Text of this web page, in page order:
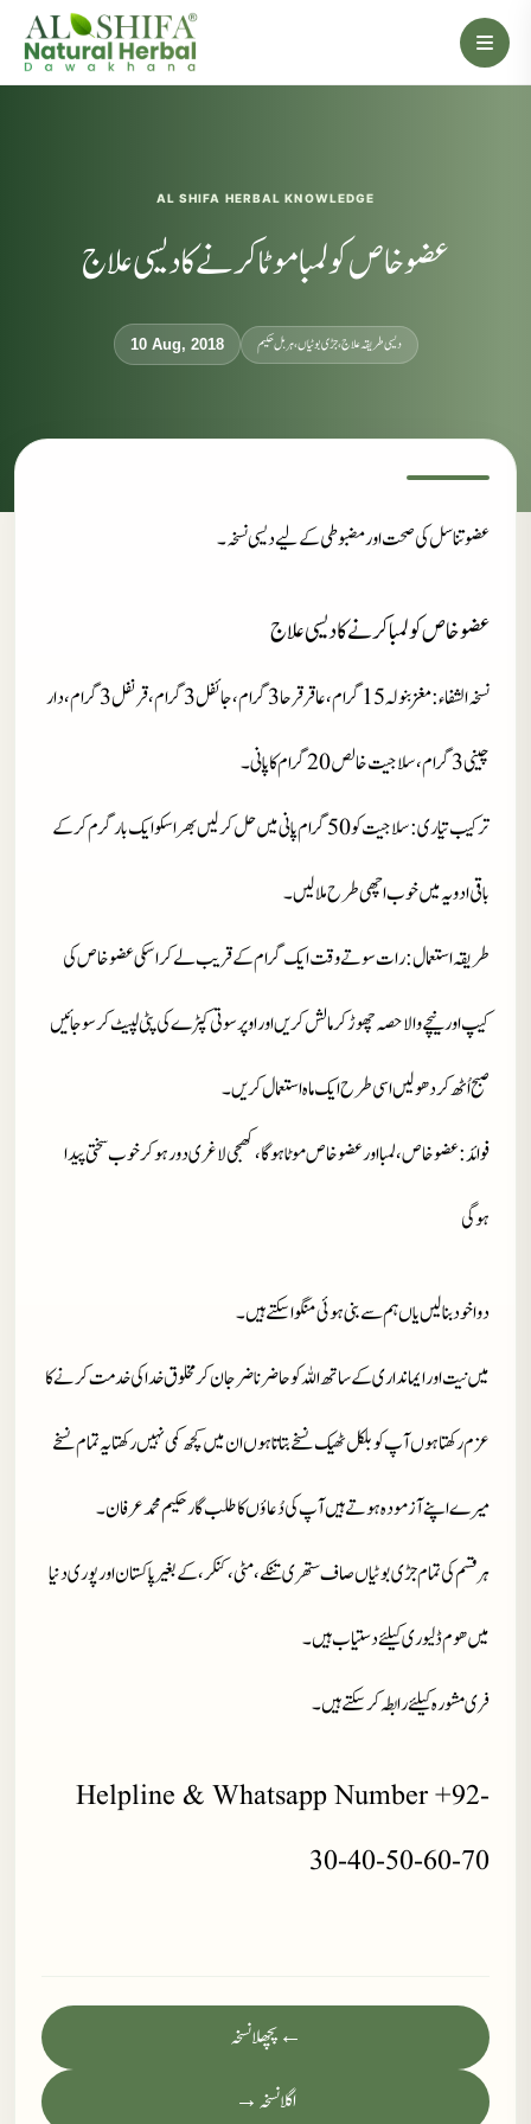
AL SHIFA HERBAL KNOWLEDGE
عضو خاص کو لمبا موٹا کرنے کا دیسی علاج
10 Aug, 2018 دیسی طریقہ علاج، جڑی بوٹیاں، ہربل حکیم
عضو تناسل کی صحت اور مضبوطی کے لیے دیسی نسخہ۔
عضو خاص کو لمباکرنے کا دیسی علاج
نسخہ الشفاء
: مغزبنولہ 15 گرام، عاقرقرحا 3 گرام، جائفل 3 گرام، قرنفل 3 گرام، دار
چینی 3 گرام، سلاجیت خالص 20 گرام کا پانی۔
ترکیب تیاری
: سلاجیت کو 50 گرام پانی میں حل کر لیں بھر اسکو ایک بار گرم کر کے
باقی ادویہ میں خوب اچھی طرح ملا لیں۔
طریقہ استعمال: رات سوتے وقت ایک گرام کے قریب لے کر اسکی عضو خاص کی
کیپ اور نیچے والا حصہ چھوڑ کر مالش کریں اور اوپر سوتی کپڑے کی پٹی لپیٹ کر سوجائیں
صبح اُٹھ کر دھو لیں اسی طرح ایک ماہ استعمال کریں۔
فوائد: عضو خاص، لمبا اورعضو خاص موٹا ہو گا ، کھجی لاغری دور ہوکر خوب سختی پیدا
ہوگی
دوا خود بنا لیں یاں ہم سے بنی ہوئی منگوا سکتے ہیں۔
میں نیت اور ایمانداری کے ساتھ اللہ کو حاضر ناضر جان کر مخلوق خدا کی خدمت کرنے کا
عزم رکھتا ہوں آپ کو بلکل ٹھیک نسخے بتاتا ہوں ان میں کچھ کمی نہیں رکھتا یہ تمام نسخے
میرے اپنے آزمودہ ہوتے ہیں آپ کی دُعاؤں کا طلب گار حکیم محمد عرفان۔
ہر قسم کی تمام جڑی بوٹیاں صاف ستھری تنکے، مٹی، کنکر، کے بغیر پاکستان اور پوری دنیا
میں ھوم ڈلیوری کیلئے دستیاب ہیں۔
فری مشورہ کیلئے رابطہ کر سکتے ہیں۔
Helpline & Whatsapp Number +92-
30-40-50-60-70
← پچھلا نسخہ
اگلا نسخہ →